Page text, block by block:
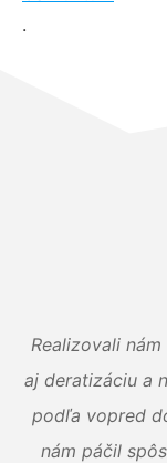
.
Realizovali
aj deratizáciu a
podľa vopred
nám páčil